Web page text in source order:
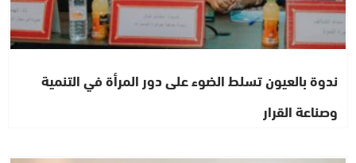
ندوة بالعيون تسلط الضوء على دور المرأة في التنمية
وصناعة القرار